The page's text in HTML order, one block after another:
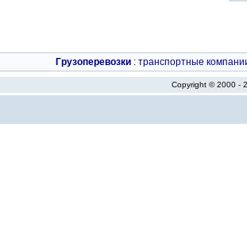
Грузоперевозки : транспортные
Copyright © 2000 -